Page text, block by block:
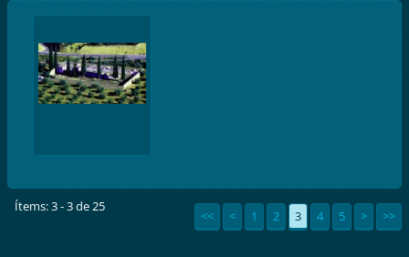
Ítems: 3 - 3 de 25
<< < 1 2 3 4 5 > >>